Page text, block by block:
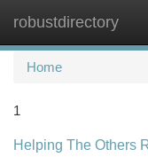
robustdirectory
Home
1
Helping The Others